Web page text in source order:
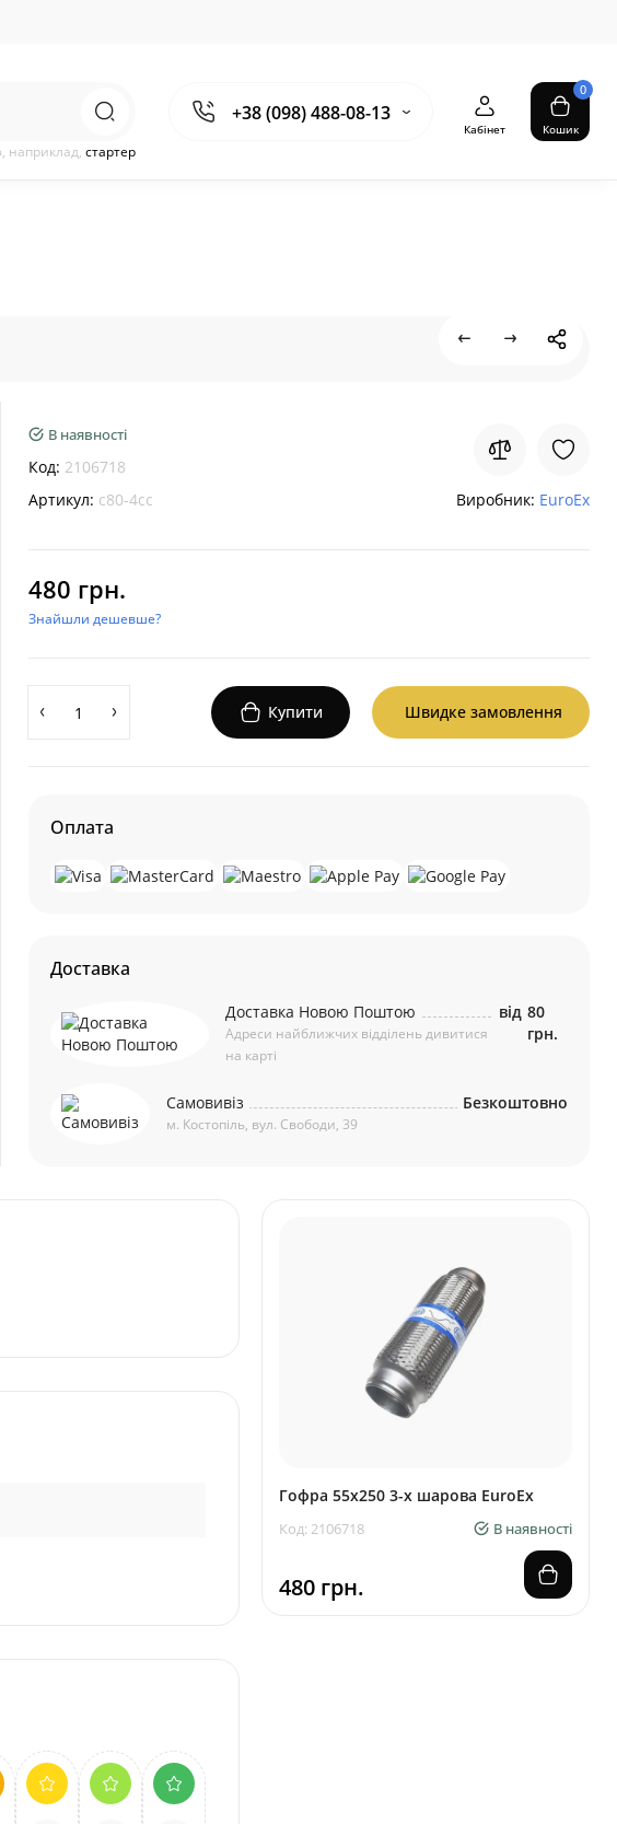
+38 (098) 488-08-13
наприклад, стартер
Кабінет
0
Кошик
В наявності
Код: 2106718
Артикул: c80-4cc Виробник: EuroEx
480 грн.
Знайшли дешевше?
Купити Швидке замовлення
Оплата
Доставка
Доставка Новою Поштою
Адреси найближчих відділень дивитися
на карті
від 80
грн.
Самовивіз
м. Костопіль, вул. Свободи, 39
Безкоштовно
Гофра 55х250 3-х шарова EuroEx
Код: 2106718 В наявності
480 грн.